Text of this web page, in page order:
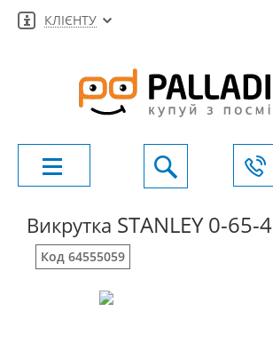
КЛІЄНТУ
Викрутка STANLEY 0-65-
Код 64555059